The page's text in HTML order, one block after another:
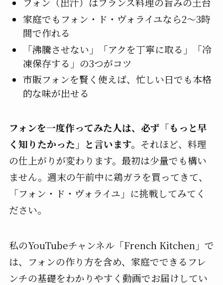
家庭でもフォン・ド・ヴォライユなら2〜3時
間で作れる
「沸騰させない」「アクを丁寧に取る」「冷
凍保存する」の3つがコツ
市販フォンを賢く使えば、忙しい日でも本格
的な味が出せる
フォンを一度作ってみた人は、必ず「もっと早
く知りたかった」と言います。 それほど、料理
の仕上がりが変わります。最初は少量でも構い
ません。週末の午前中に鶏ガラを買ってきて、
「フォン・ド・ヴォライユ」に挑戦してみてく
ださい。
私のYouTubeチャンネル「French Kitchen」で
は、フォンの作り方を含め、家庭でできるフレ
ンチの基礎をわかりやすく動画でお届けしてい